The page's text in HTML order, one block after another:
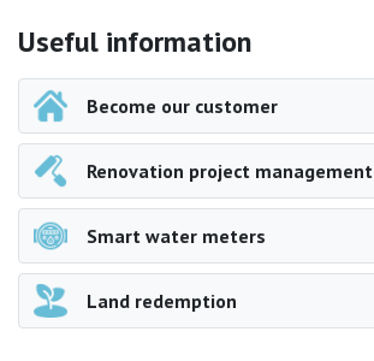
Side navigation
Useful information
Become our customer
Renovation project management
Smart water meters
Land redemption